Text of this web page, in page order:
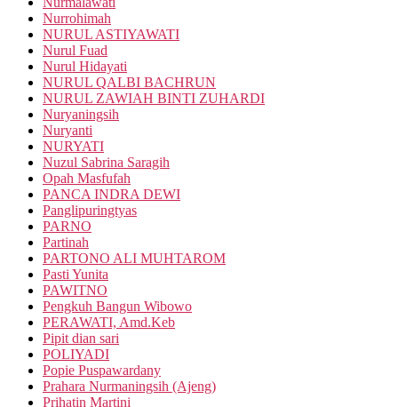
Nurrohimah
NURUL ASTIYAWATI
Nurul Fuad
Nurul Hidayati
NURUL QALBI BACHRUN
NURUL ZAWIAH BINTI ZUHARDI
Nuryaningsih
Nuryanti
NURYATI
Nuzul Sabrina Saragih
Opah Masfufah
PANCA INDRA DEWI
Panglipuringtyas
PARNO
Partinah
PARTONO ALI MUHTAROM
Pasti Yunita
PAWITNO
Pengkuh Bangun Wibowo
PERAWATI, Amd.Keb
Pipit dian sari
POLIYADI
Popie Puspawardany
Prahara Nurmaningsih (Ajeng)
Prihatin Martini